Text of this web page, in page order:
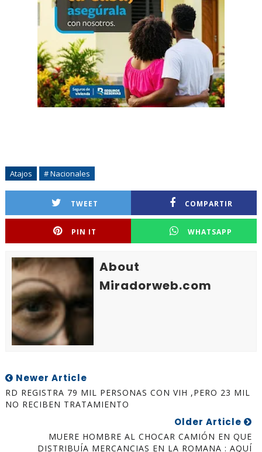
Atajos # Nacionales
TWEET COMPARTIR
PIN IT WHATSAPP
About
Miradorweb.com
Newer Article
RD REGISTRA 79 MIL PERSONAS CON VIH ,PERO 23 MIL
NO RECIBEN TRATAMIENTO
Older Article
MUERE HOMBRE AL CHOCAR CAMIÓN EN QUE
DISTRIBUÍA MERCANCIAS EN LA ROMANA : AQUÍ